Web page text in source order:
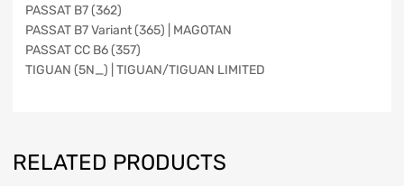
PASSAT B7 (362)
PASSAT B7 Variant (365) | MAGOTAN
PASSAT CC B6 (357)
TIGUAN (5N_) | TIGUAN/TIGUAN LIMITED
RELATED PRODUCTS